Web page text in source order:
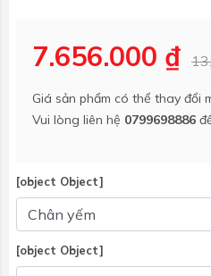
7.656.000 ₫
Giá sản phẩm có thể thay đổi
Vui lòng liên hệ 0799698886
[object Object]
[object Object]